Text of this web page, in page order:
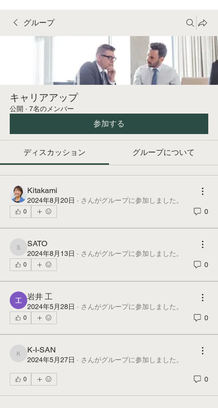
グループ
キャリアアップ
公開 · 7名のメンバー
参加する
ディスカッション グループについて
Kitakami
2024年8月20日 · さんがグループに参加しました。
0 0
SATO
SATO
2024年8月13日 · さんがグループに参加しました。
0 0
岩井 工
2024年5月28日 · さんがグループに参加しました。
0 0
K-I-SAN
K-I-SAN
2024年5月27日 · さんがグループに参加しました。
0 0